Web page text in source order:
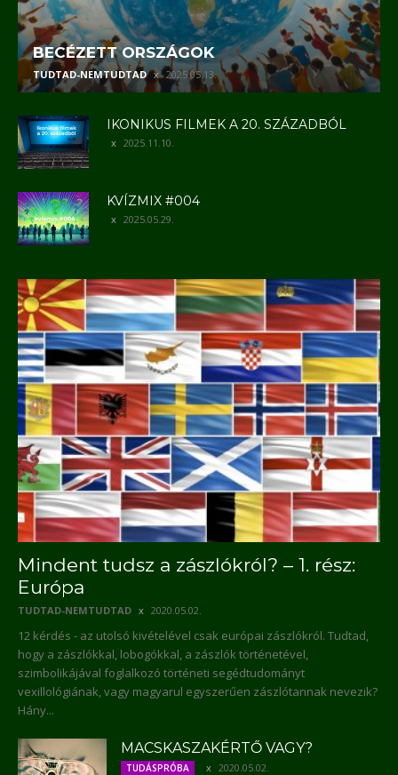
BECÉZETT ORSZÁGOK
TUDTAD-NEMTUDTAD 2025.05.13.
IKONIKUS FILMEK A 20. SZÁZADBÓL
2025.11.10.
KVÍZMIX #004
2025.05.29.
Mindent tudsz a zászlókról? – 1. rész:
Európa
TUDTAD-NEMTUDTAD 2020.05.02.
12 kérdés - az utolsó kivételével csak európai zászlókról. Tudtad,
hogy a zászlókkal, lobogókkal, a zászlók történetével,
szimbolikájával foglalkozó történeti segédtudományt
vexillológiának, vagy magyarul egyszerűen zászlótannak nevezik?
Hány...
MACSKASZAKÉRTŐ VAGY?
TUDÁSPRÓBA 2020.05.02.